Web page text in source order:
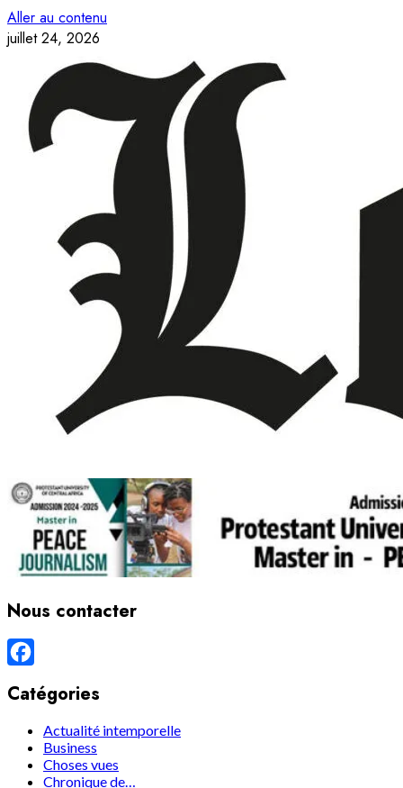
Aller au contenu
juillet 24, 2026
Nous contacter
Catégories
Actualité intemporelle
Business
Choses vues
Chronique de…